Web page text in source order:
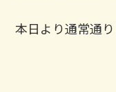
本日より通常通